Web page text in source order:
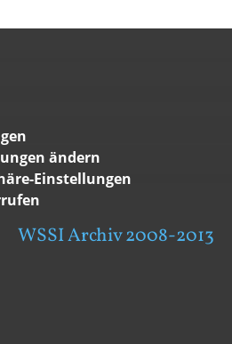
ändern
Einstellungen
WSSI Archiv 2008-2013